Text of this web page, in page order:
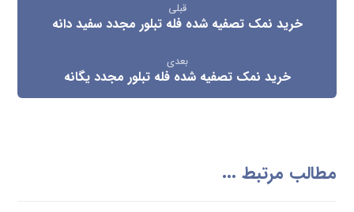
قبلی
خرید نمک تصفیه شده فله تبلور مجدد سفید دانه
بعدی
خرید نمک تصفیه شده فله تبلور مجدد یگانه
مطالب مرتبط ...